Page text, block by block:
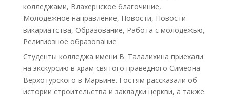
колледжами, Влахернское благочиние,
Молодёжное направление, Новости, Новости
викариатства, Образование, Работа с молодежью,
Религиозное образование
Студенты колледжа имени В. Талалихина приехали
на экскурсию в храм святого праведного Симеона
Верхотурского в Марьине. Гостям рассказали об
истории строительства и закладки церкви, а также